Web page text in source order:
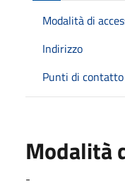
Modalità di
Indirizzo
Punti di contatto
Modalità
-